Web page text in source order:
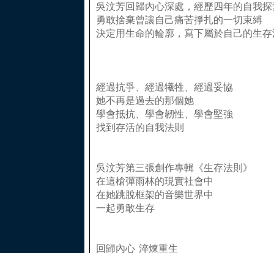
吳汶芳回歸內心深處，經歷四年的自我
勇敢捨棄曾讓自己痛苦掙扎的一切束縛
決定用生命的輪廓，寫下屬於自己的生
經過抗爭、經過犧牲、經過妥協
她不再是過去的那個她
學會抵抗、學會韌性、學會堅強
找到存活的自我法則
吳汶芳第三張創作專輯《生存法則》
在這槍彈雨林的現實社會中
在她跳脫框架的音樂世界中
一起勇敢生存
回歸內心 淬煉重生